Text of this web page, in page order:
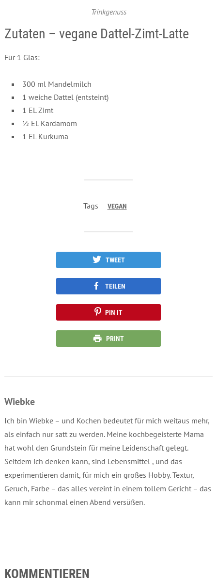
Trinkgenuss
Zutaten – vegane Dattel-Zimt-Latte
Für 1 Glas:
300 ml Mandelmilch
1 weiche Dattel (entsteint)
1 EL Zimt
½ EL Kardamom
1 EL Kurkuma
Tags VEGAN
TWEET
TEILEN
PIN IT
PRINT
Wiebke
Ich bin Wiebke – und Kochen bedeutet für mich weitaus mehr,
als einfach nur satt zu werden. Meine kochbegeisterte Mama
hat wohl den Grundstein für meine Leidenschaft gelegt.
Seitdem ich denken kann, sind Lebensmittel , und das
experimentieren damit, für mich ein großes Hobby. Textur,
Geruch, Farbe – das alles vereint in einem tollem Gericht – das
kann mir schonmal einen Abend versüßen.
KOMMENTIEREN